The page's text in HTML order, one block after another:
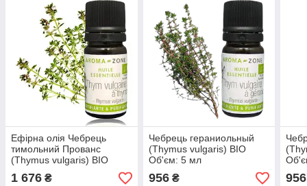
Ефірна олія Чебрець
тимольний Прованс
(Thymus vulgaris) BIO
Об'єм: 30 мл
1 676 ₴
Чебрець гераниольный
(Thymus vulgaris) BIO
Об'єм: 5 мл
956₴ 956